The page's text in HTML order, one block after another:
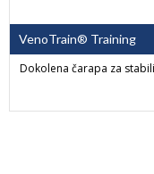
VenoTrain® Training
Dokolena čarapa za